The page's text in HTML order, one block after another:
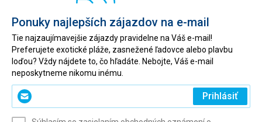
Ponuky najlepších zájazdov na e-mail
Tie najzaujímavejšie zájazdy pravidelne na Váš e-mail!
Preferujete exotické pláže, zasnežené ľadovce alebo plavbu
loďou? Vždy nájdete to, čo hľadáte. Nebojte, Váš e-mail
neposkytneme nikomu inému.
Zadajte
svoj
Prihlásiť